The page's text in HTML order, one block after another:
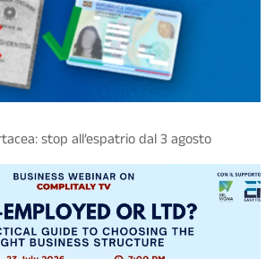
stop all’espatrio dal 3 agosto